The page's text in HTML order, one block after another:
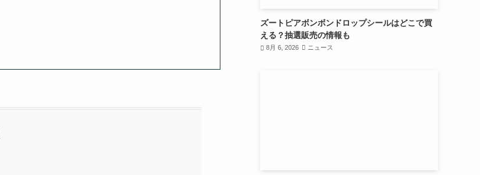
ズートピアボンボンドロップシールはどこで買
える？抽選販売の情報も
8月 6, 2026 ニュース